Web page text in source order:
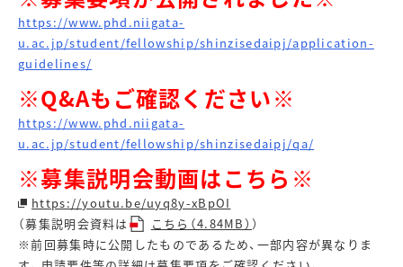
https://www.phd.niigata-
u.ac.jp/student/fellowship/shinzisedaipj/application-
guidelines/
※Q&Aもご確認ください※
https://www.phd.niigata-
u.ac.jp/student/fellowship/shinzisedaipj/qa/
※募集説明会動画はこちら ※
https://youtu.be/uyq8y-xBpOI
（募集説明会資料は
こちら（4.84MB））
※前回募集時に公開したものであるため、一部内容が異なりま